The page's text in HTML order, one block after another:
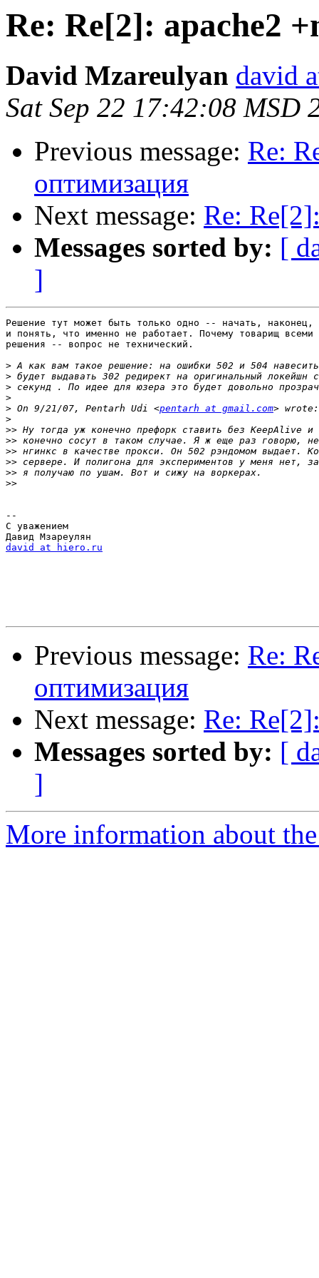
Re: Re[2]: apache2
David Mzareulyan david
Sat Sep 22 17:42:08 MSD
Previous message: Re:
оптимизация
Next message: Re:
Messages sorted by: [
]
Решение тут может быть только одно -- начать,
и понять, что именно не работает. Почему товарищ
решения -- вопрос не технический.
>
>
>
>
> On 9/21/07, Pentarh Udi <pentarh at gmail.com
>
>>
>>
>>
>>
>>
>>
--
С уважением
david at hiero.ru
Previous message: Re:
оптимизация
Next message: Re:
Messages sorted by: [
]
More information about